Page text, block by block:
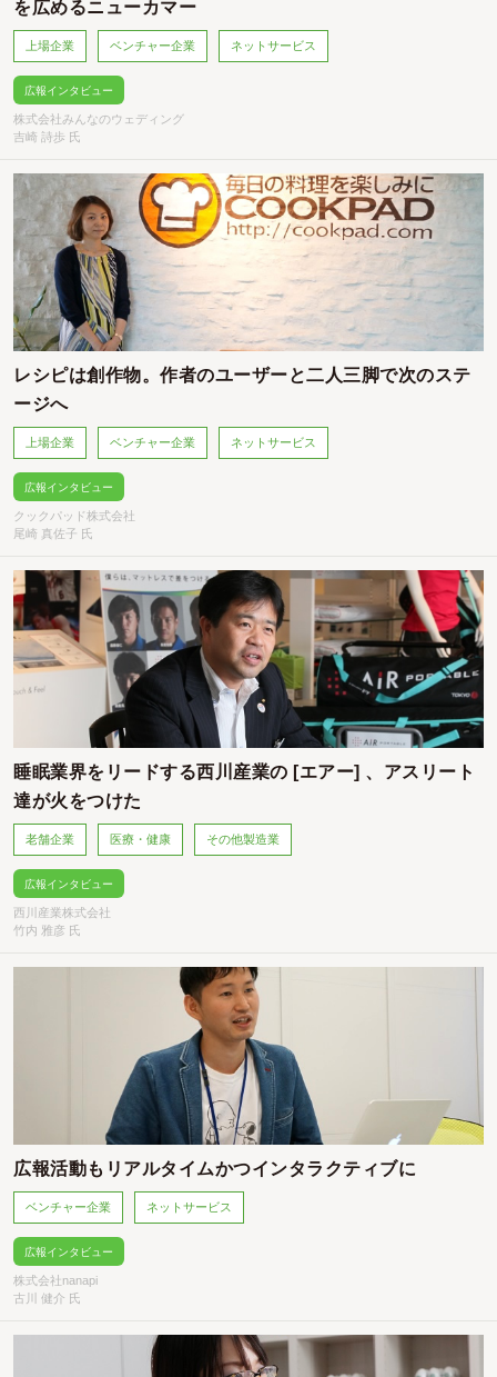
を広めるニューカマー
上場企業 ベンチャー企業 ネットサービス
広報インタビュー
株式会社みんなのウェディング
吉崎 詩歩 氏
レシピは創作物。作者のユーザーと二人三脚で次のステ
ージへ
上場企業 ベンチャー企業 ネットサービス
広報インタビュー
クックパッド株式会社
尾崎 真佐子 氏
睡眠業界をリードする西川産業の [エアー] 、アスリート
達が火をつけた
老舗企業 医療・健康 その他製造業
広報インタビュー
西川産業株式会社
竹内 雅彦 氏
広報活動もリアルタイムかつインタラクティブに
ベンチャー企業 ネットサービス
広報インタビュー
株式会社nanapi
古川 健介 氏